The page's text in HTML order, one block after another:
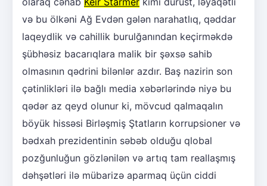
və bu ölkəni Ağ Evdən gələn narahatlıq, qəddar
laqeydlik və cahillik burulğanından keçirməkdə
şübhəsiz bacarıqlara malik bir şəxsə sahib
olmasının qədrini bilənlər azdır. Baş nazirin son
çətinlikləri ilə bağlı media xəbərlərində niyə bu
qədər az qeyd olunur ki, mövcud qalmaqalın
böyük hissəsi Birləşmiş Ştatların korrupsioner və
bədxah prezidentinin səbəb olduğu qlobal
pozğunluğun gözlənilən və artıq tam reallaşmış
dəhşətləri ilə mübarizə aparmaq üçün ciddi